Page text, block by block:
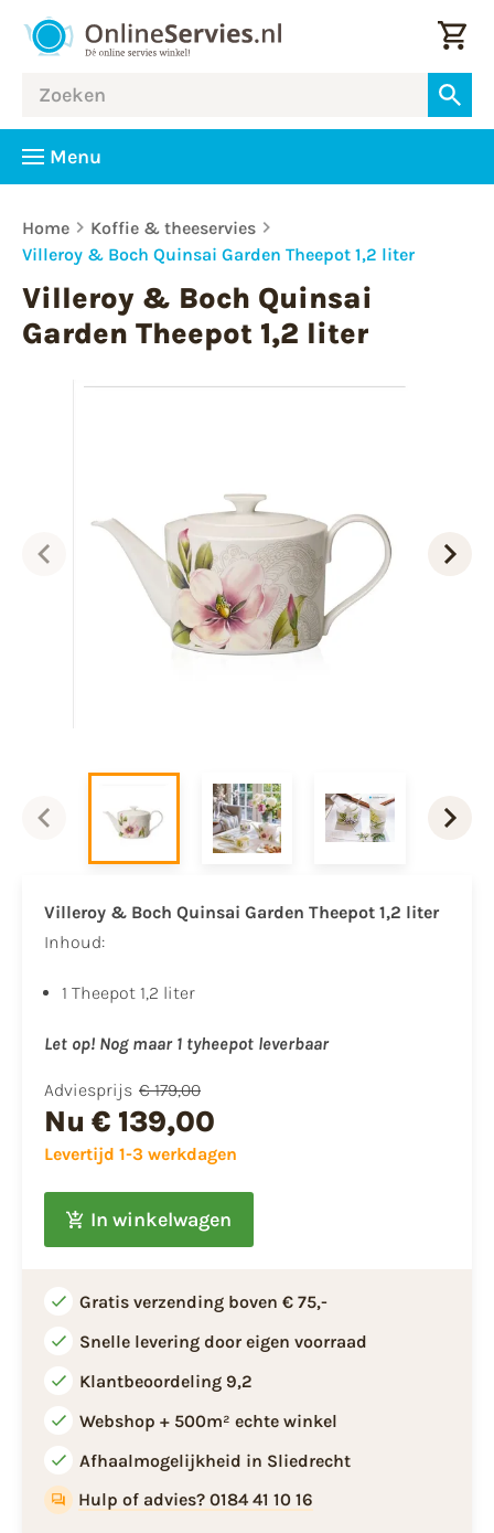
Menu
Home
Koffie & theeservies
Villeroy & Boch Quinsai Garden Theepot 1,2 liter
Villeroy & Boch Quinsai
Garden Theepot 1,2 liter
Villeroy & Boch Quinsai Garden Theepot 1,2 liter
Inhoud:
1 Theepot 1,2 liter
Let op! Nog maar 1 tyheepot leverbaar
Adviesprijs € 179,00
Nu € 139,00
Levertijd 1-3 werkdagen
In winkelwagen
Gratis verzending boven € 75,-
Snelle levering door eigen voorraad
Klantbeoordeling 9,2
Webshop + 500m² echte winkel
Afhaalmogelijkheid in Sliedrecht
Hulp of advies? 0184 41 10 16